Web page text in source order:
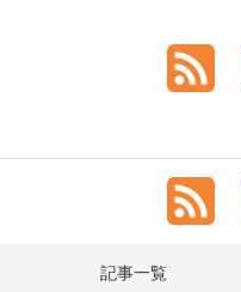
記事一覧